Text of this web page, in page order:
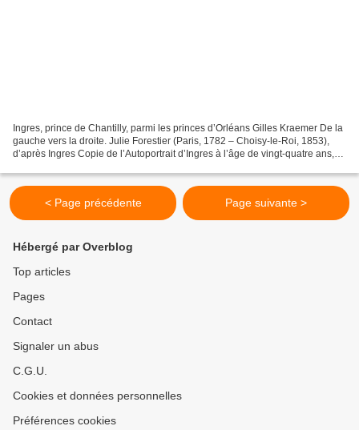
Ingres, prince de Chantilly, parmi les princes d’Orléans Gilles Kraemer De la
gauche vers la droite. Julie Forestier (Paris, 1782 – Choisy-le-Roi, 1853),
d’après Ingres Copie de l’Autoportrait d’Ingres à l’âge de vingt-quatre ans,
< Page précédente Page suivante >
Hébergé par Overblog
Top articles
Pages
Contact
Signaler un abus
C.G.U.
Cookies et données personnelles
Préférences cookies